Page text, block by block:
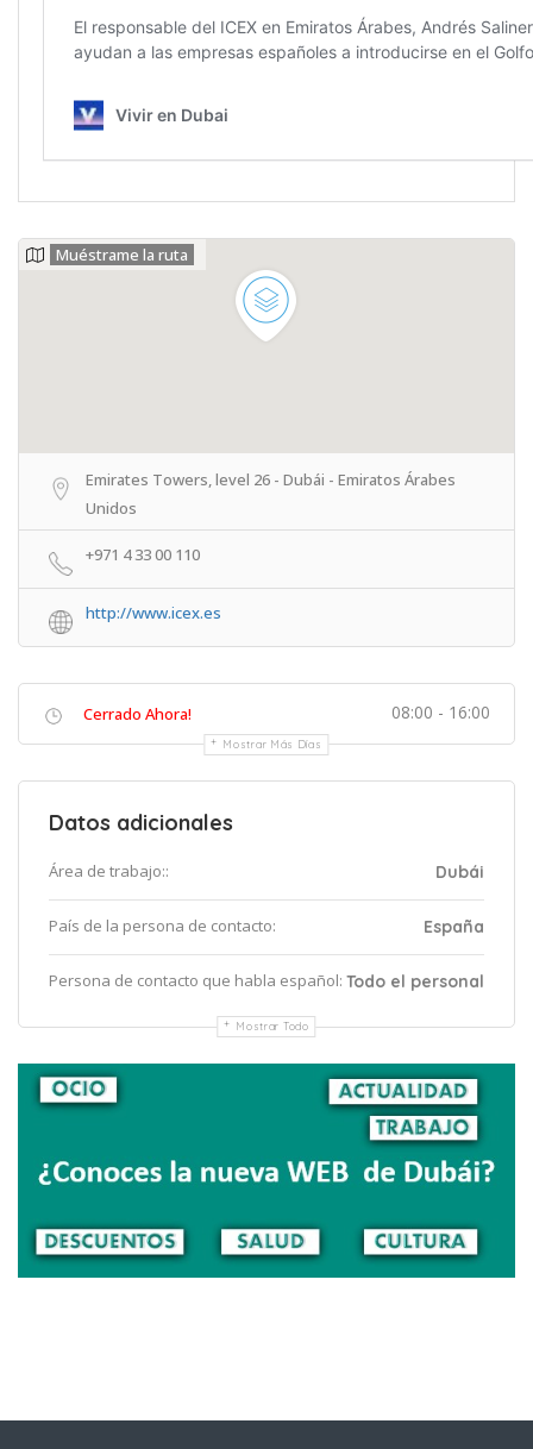
Muéstrame la ruta
Emirates Towers, level 26 - Dubái - Emiratos Árabes
Unidos
+971 4 33 00 110
http://www.icex.es
Cerrado Ahora! 08:00 - 16:00
Mostrar Más Días
Datos adicionales
Área de trabajo:: Dubái
País de la persona de contacto: España
Persona de contacto que habla español: Todo el personal
Mostrar Todo